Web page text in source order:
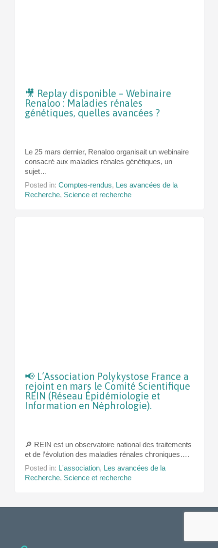
🎥 Replay disponible – Webinaire
Renaloo : Maladies rénales
génétiques, quelles avancées ?
Le 25 mars dernier, Renaloo organisait un webinaire
consacré aux maladies rénales génétiques, un
sujet…
Posted in: Comptes-rendus, Les avancées de la
Recherche, Science et recherche
📢 L’Association Polykystose France a
rejoint en mars le Comité Scientifique
REIN (Réseau Épidémiologie et
Information en Néphrologie).
🔎 REIN est un observatoire national des traitements
et de l’évolution des maladies rénales chroniques….
Posted in: L'association, Les avancées de la
Recherche, Science et recherche